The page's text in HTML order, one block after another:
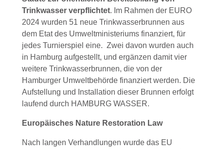
Trinkwasser verpflichtet. Im Rahmen der EURO
2024 wurden 51 neue Trinkwasserbrunnen aus
dem Etat des Umweltministeriums finanziert, für
jedes Turnierspiel eine. Zwei davon wurden auch
in Hamburg aufgestellt, und ergänzen damit vier
weitere Trinkwasserbrunnen, die von der
Hamburger Umweltbehörde finanziert werden. Die
Aufstellung und Installation dieser Brunnen erfolgt
laufend durch HAMBURG WASSER.
Europäisches Nature Restoration Law
Nach langen Verhandlungen wurde das EU